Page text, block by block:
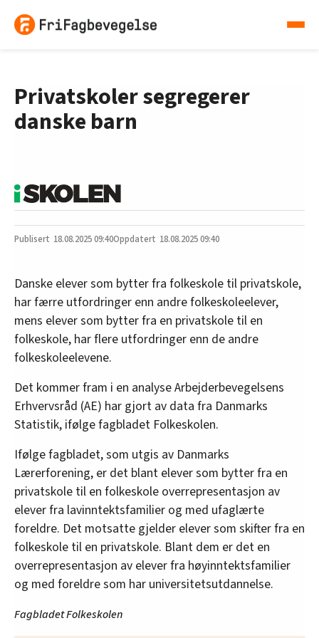
Privatskoler segregerer
danske barn
18.08.202509:40 18.08.2025 09:40
Danske elever som bytter fra folkeskole til privatskole,
har færre utfordringer enn andre folkeskoleelever,
mens elever som bytter fra en privatskole til en
folkeskole, har flere utfordringer enn de andre
folkeskoleelevene.
Det kommer fram i en analyse Arbejderbevegelsens
Erhvervsråd (AE) har gjort av data fra Danmarks
Statistik, ifølge fagbladet Folkeskolen.
Ifølge fagbladet, som utgis av Danmarks
Lærerforening, er det blant elever som bytter fra en
privatskole til en folkeskole overrepresentasjon av
elever fra lavinntektsfamilier og med ufaglærte
foreldre. Det motsatte gjelder elever som skifter fra en
folkeskole til en privatskole. Blant dem er det en
overrepresentasjon av elever fra høyinntektsfamilier
og med foreldre som har universitetsutdannelse.
Fagbladet Folkeskolen